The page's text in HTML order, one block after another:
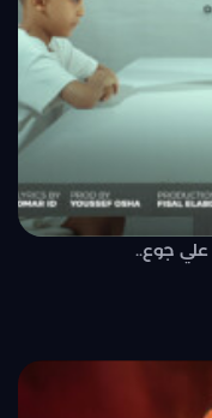
جوع..